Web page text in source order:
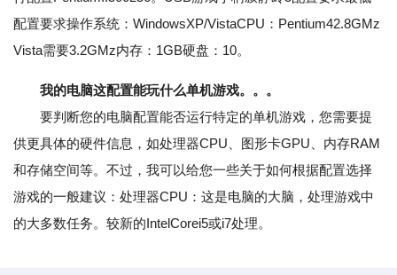
配置要求操作系统：WindowsXP/VistaCPU：Pentium42.8GMz
Vista需要3.2GMz内存：1GB硬盘：10。
我的电脑这配置能玩什么单机游戏。。。
要判断您的电脑配置能否运行特定的单机游戏，您需要提
供更具体的硬件信息，如处理器CPU、图形卡GPU、内存RAM
和存储空间等。不过，我可以给您一些关于如何根据配置选择
游戏的一般建议：处理器CPU：这是电脑的大脑，处理游戏中
的大多数任务。较新的IntelCorei5或i7处理。